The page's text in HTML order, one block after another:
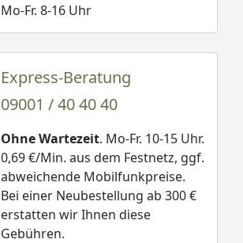
Mo-Fr. 8-16 Uhr
Express-Beratung
09001 / 40 40 40
Ohne Wartezeit. Mo-Fr. 10-15 Uhr.
0,69 €/Min. aus dem Festnetz, ggf.
abweichende Mobilfunkpreise.
Bei einer Neubestellung ab 300 €
erstatten wir Ihnen diese
Gebühren.